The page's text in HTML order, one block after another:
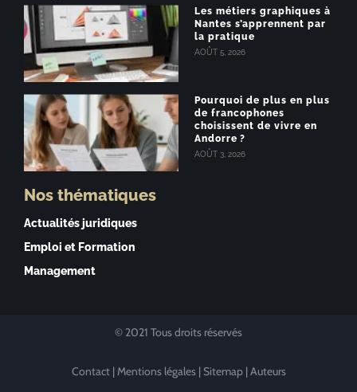
Les métiers graphiques à
Nantes s’apprennent par
la pratique
AOÛT 5, 2026
Pourquoi de plus en plus
de francophones
choisissent de vivre en
Andorre ?
AOÛT 3, 2026
Nos thématiques
Actualités juridiques
Emploi et Formation
Management
© 2021 Tous droits réservés
Contact|Mentions légales| Sitemap|Auteurs